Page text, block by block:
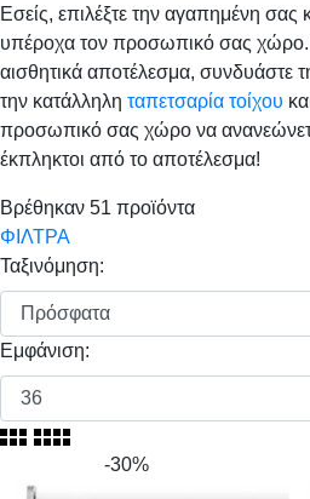
Εσείς, επιλέξτε την αγαπημένη σας
υπέροχα τον προσωπικό σας χώρο.
αισθητικά αποτέλεσμα, συνδυάστε
την κατάλληλη ταπετσαρία τοίχου
προσωπικό σας χώρο να
έκπληκτοι από το αποτέλεσμα!
Βρέθηκαν 51 προϊόντα
ΦΙΛΤΡΑ
Ταξινόμηση:
Εμφάνιση:
-30%